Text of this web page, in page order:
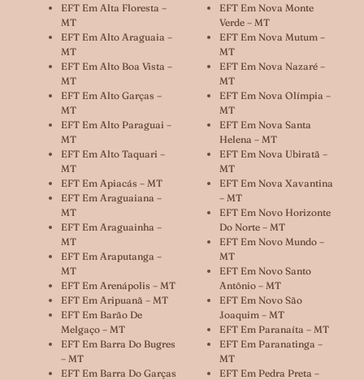
EFT Em Alta Floresta –
MT
EFT Em Alto Araguaia –
MT
EFT Em Alto Boa Vista –
MT
EFT Em Alto Garças –
MT
EFT Em Alto Paraguai –
MT
EFT Em Alto Taquari –
MT
EFT Em Apiacás – MT
EFT Em Araguaiana –
MT
EFT Em Araguainha –
MT
EFT Em Araputanga –
MT
EFT Em Arenápolis – MT
EFT Em Aripuanã – MT
EFT Em Barão De
Melgaço – MT
EFT Em Barra Do Bugres
– MT
EFT Em Barra Do Garças
EFT Em Nova Monte
Verde – MT
EFT Em Nova Mutum –
MT
EFT Em Nova Nazaré –
MT
EFT Em Nova Olímpia –
MT
EFT Em Nova Santa
Helena – MT
EFT Em Nova Ubiratã –
MT
EFT Em Nova Xavantina
– MT
EFT Em Novo Horizonte
Do Norte – MT
EFT Em Novo Mundo –
MT
EFT Em Novo Santo
Antônio – MT
EFT Em Novo São
Joaquim – MT
EFT Em Paranaíta – MT
EFT Em Paranatinga –
MT
EFT Em Pedra Preta –